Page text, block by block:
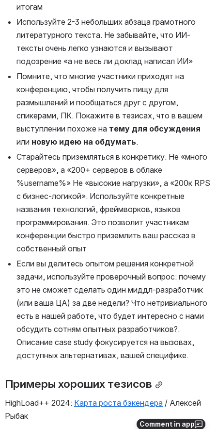
Comment in app
итогам
Используйте 2-3 небольших абзаца грамотного
литературного текста. Не забывайте, что ИИ-
тексты очень легко узнаются и вызывают
подозрение «а не весь ли доклад написал ИИ»
Помните, что многие участники приходят на
конференцию, чтобы получить пищу для
размышлений и пообщаться друг с другом,
спикерами, ПК. Покажите в тезисах, что в вашем
выступлении похоже на тему для обсуждения
или новую идею на обдумать.
Старайтесь приземляться в конкретику. Не «много
серверов», а «200+ серверов в облаке
%username%» Не «высокие нагрузки», а «200к RPS
с бизнес-логикой». Используйте конкретные
названия технологий, фреймворков, языков
программирования. Это позволит участникам
конференции быстро приземлить ваш рассказ в
собственный опыт
Если вы делитесь опытом решения конкретной
задачи, используйте проверочный вопрос: почему
это не сможет сделать один миддл-разработчик
(или ваша ЦА) за две недели? Что нетривиального
есть в нашей работе, что будет интересно с нами
обсудить сотням опытных разработчиков?.
Описание case study фокусируется на вызовах,
доступных альтернативах, вашей специфике.
Примеры хороших тезисов
HighLoad++ 2024: Карта роста бэкендера / Алексей
Рыбак